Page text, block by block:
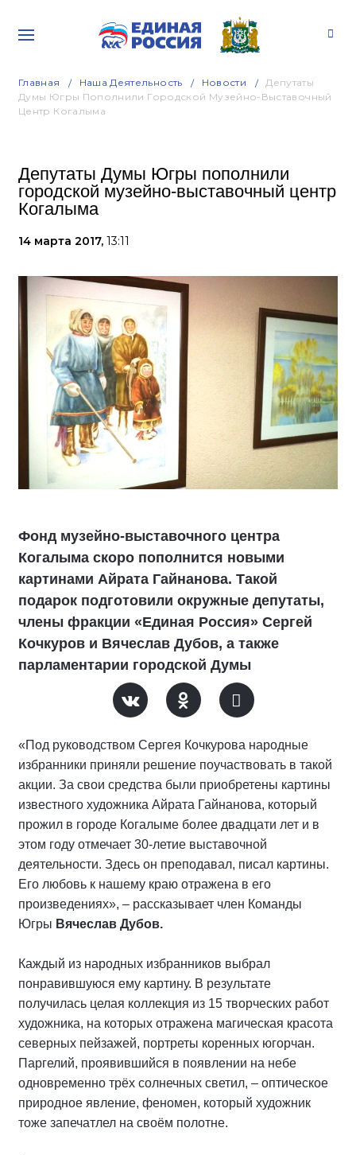
Главная Наша Деятельность Новости
Депутаты
Думы Югры Пополнили Городской Музейно-Выставочный
Центр Когалыма
Депутаты Думы Югры пополнили
городской музейно-выставочный центр
Когалыма
14 марта 2017, 13:11
Фонд музейно-выставочного центра
Когалыма скоро пополнится новыми
картинами Айрата Гайнанова. Такой
подарок подготовили окружные депутаты,
члены фракции «Единая Россия» Сергей
Кочкуров и Вячеслав Дубов, а также
парламентарии городской Думы
«Под руководством Сергея Кочкурова народные
избранники приняли решение поучаствовать в такой
акции. За свои средства были приобретены картины
известного художника Айрата Гайнанова, который
прожил в городе Когалыме более двадцати лет и в
этом году отмечает 30-летие выставочной
деятельности. Здесь он преподавал, писал картины.
Его любовь к нашему краю отражена в его
произведениях», – рассказывает член Команды
Югры Вячеслав Дубов.
Каждый из народных избранников выбрал
понравившуюся ему картину. В результате
получилась целая коллекция из 15 творческих работ
художника, на которых отражена магическая красота
северных пейзажей, портреты коренных югорчан.
Паргелий, проявившийся в появлении на небе
одновременно трёх солнечных светил, – оптическое
природное явление, феномен, который художник
тоже запечатлел на своём полотне.